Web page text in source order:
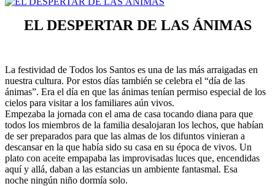
EL DESPERTAR DE LAS ÁNIMAS
La festividad de Todos los Santos es una de las más arraigadas en
nuestra cultura. Por estos días también se celebra el “día de las
ánimas”. Era el día en que las ánimas tenían permiso especial de los
cielos para visitar a los familiares aún vivos.
Empezaba la jornada con el ama de casa tocando diana para que
todos los miembros de la familia desalojaran los lechos, que habían
de ser preparados para que las almas de los difuntos vinieran a
descansar en la que había sido su casa en su época de vivos. Un
plato con aceite empapaba las improvisadas luces que, encendidas
aquí y allá, daban a las estancias un ambiente fantasmal. Esa
noche ningún niño dormía solo.